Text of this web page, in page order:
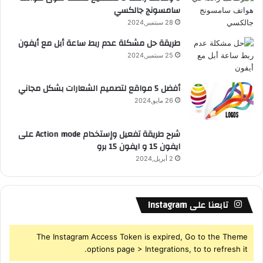
سامسونج جالكسي
28 سبتمبر,2024
طريقة حل مشكلة عدم ربط ساعة أبل مع أيفون
25 سبتمبر,2024
أفضل 5 مواقع لتصميم الشعارات بشكل مجاني
26 مايو,2024
شرح طريقة تفعيل وإستخدام Action mode على
ايفون 15 و ايفون 15 برو
2 أبريل,2024
تابعنا على Instagram
The Instagram Access Token is expired, Go to the Theme
options page > Integrations, to to refresh it.